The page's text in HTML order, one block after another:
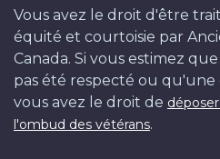
Vous avez le droit d'être
équité et courtoisie par
Canada. Si vous estimez
pas été respecté ou qu'une
vous avez le droit de
l'ombud des vétérans.